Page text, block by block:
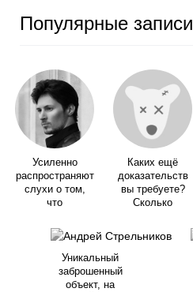
Популярные записи
Усиленно
распространяют
слухи о том,
что
Каких ещё
доказательств
вы требуете?
Сколько
Уникальный
заброшенный
объект, на